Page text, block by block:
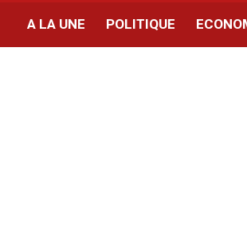
A LA UNE POLITIQUE